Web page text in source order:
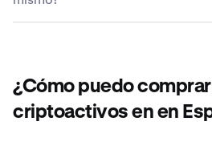
obtener una lista completa de
Centro de Atención al cliente de
disposición. Aunque creemos que
para sus criptomonedas es su
Memecoin. Obtén más
estándares de seguridad
¿Cómo puedo
criptoactivos en en